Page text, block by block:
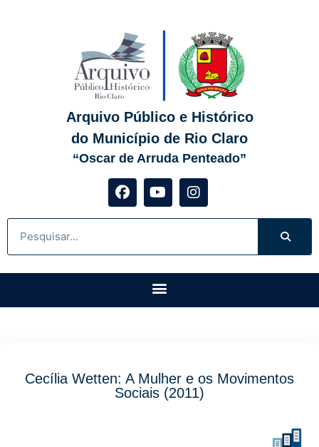
Arquivo Público e Histórico
do Município de Rio Claro
“Oscar de Arruda Penteado”
Cecília Wetten: A Mulher e os Movimentos
Sociais (2011)